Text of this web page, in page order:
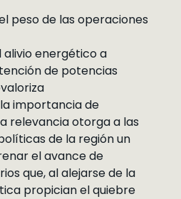
peso de las operaciones
energético a
de potencias
importancia de
relevancia otorga a las
de la región un
el avance de
que, al alejarse de la
propician el quiebre